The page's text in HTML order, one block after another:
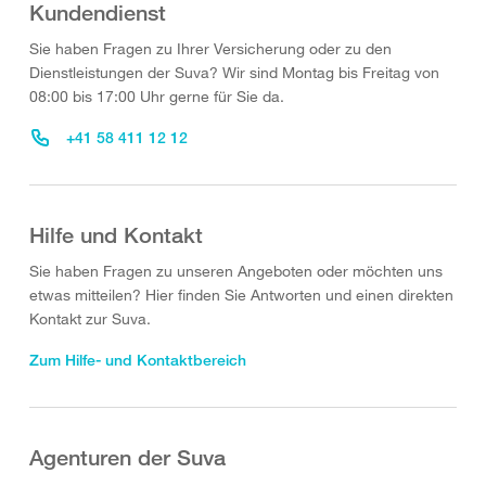
Kundendienst
Sie haben Fragen zu Ihrer Versicherung oder zu den
Dienstleistungen der Suva? Wir sind Montag bis Freitag von
08:00 bis 17:00 Uhr gerne für Sie da.
+41 58 411 12 12
Hilfe und Kontakt
Sie haben Fragen zu unseren Angeboten oder möchten uns
etwas mitteilen? Hier finden Sie Antworten und einen direkten
Kontakt zur Suva.
Zum Hilfe- und Kontaktbereich
Agenturen der Suva